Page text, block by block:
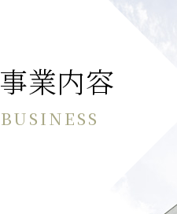
事業内容
BUSINESS